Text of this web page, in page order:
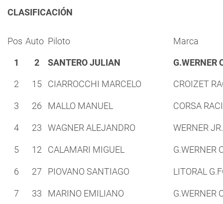
CLASIFICACIÓN
Pos Auto Piloto Marca
1 2 SANTERO JULIAN G.WERNER
2 15 CIARROCCHI MARCELO CROIZET
3 26 MALLO MANUEL CORSA
4 23 WAGNER ALEJANDRO WERNER JR.
5 12 CALAMARI MIGUEL G.WERNER
6 27 PIOVANO SANTIAGO LITORAL
7 33 MARINO EMILIANO G.WERNER